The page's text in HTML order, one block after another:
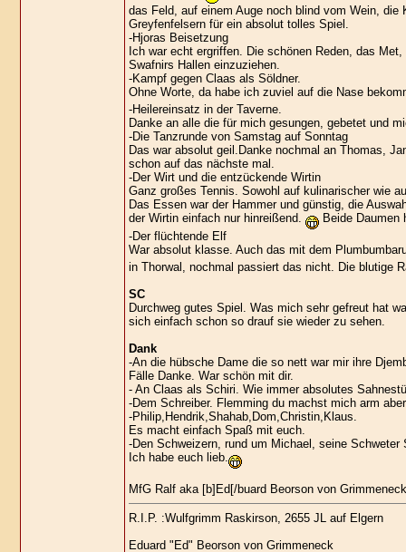
das Feld, auf einem Auge noch blind vom Wein,
Greyfenfelsern für ein absolut tolles Spiel.
-Hjoras Beisetzung
Ich war echt ergriffen. Die schönen Reden, das
Swafnirs Hallen einzuziehen.
-Kampf gegen Claas als Söldner.
Ohne Worte, da habe ich zuviel auf die Nase
-Heilereinsatz in der Taverne.
Danke an alle die für mich gesungen, gebetet und
-Die Tanzrunde von Samstag auf Sonntag
Das war absolut geil.Danke nochmal an Thomas,
schon auf das nächste mal.
-Der Wirt und die entzückende Wirtin
Ganz großes Tennis. Sowohl auf kulinarischer wie
Das Essen war der Hammer und günstig, die
der Wirtin einfach nur hinreißend.
Beide Daumen
-Der flüchtende Elf
War absolut klasse. Auch das mit dem
in Thorwal, nochmal passiert das nicht. Die blutige
SC
Durchweg gutes Spiel. Was mich sehr gefreut hat
sich einfach schon so drauf sie wieder zu sehen.
Dank
-An die hübsche Dame die so nett war mir ihre
Fälle Danke. War schön mit dir.
- An Claas als Schiri. Wie immer absolutes
-Dem Schreiber. Flemming du machst mich arm
-Philip,Hendrik,Shahab,Dom,Christin,Klaus.
Es macht einfach Spaß mit euch.
-Den Schweizern, rund um Michael, seine
Ich habe euch lieb.
MfG Ralf aka [b]Ed[/buard Beorson von
R.I.P. :Wulfgrimm Raskirson, 2655 JL auf Elgern
Eduard "Ed" Beorson von Grimmeneck